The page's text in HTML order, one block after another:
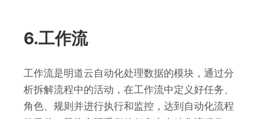
6.工作流
工作流是明道云自动化处理数据的模块，通过分
析拆解流程中的活动，在工作流中定义好任务、
角色、规则并进行执行和监控，达到自动化流程